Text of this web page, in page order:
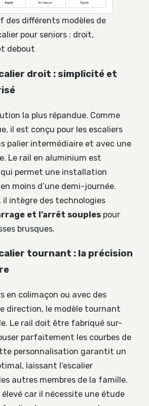
des différents modèles de
pour seniors : droit,
debout
droit : simplicité et
la plus répandue. Comme
il est conçu pour les escaliers
palier intermédiaire et avec une
Le rail en aluminium est
permet une installation
moins d’une demi-journée.
il intègre des technologies
et l’arrêt souples pour
brusques.
tournant : la précision
en colimaçon ou avec des
direction, le modèle tournant
Le rail doit être fabriqué sur-
parfaitement les courbes de
personnalisation garantit un
laissant l’escalier
autres membres de la famille.
car il nécessite une étude